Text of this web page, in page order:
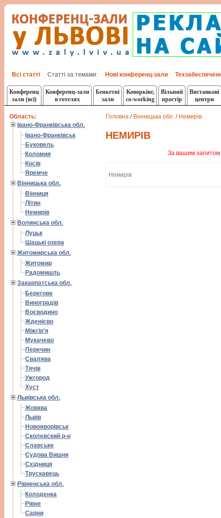
Всі статті Статті за темами: Нові конференц-зали
Конференц
зали (всі)
Конференц-зали
в готелях
Бенкетні
зали
Коворкінг,
co-working
Вільний
простір
Виставкові
центри
Область:
Івано-Франківська обл.
Івано-Франківськ
Буковель
Коломия
Косів
Яремче
Вінницька обл.
Вінниця
Літин
Немирів
Волинська обл.
Луцьк
Шацькі озера
Житомирська обл.
Житомир
Радомишль
Закарпатська обл.
Берегове
Виноградів
Воєводино
Жденієво
Міжгір'я
Мукачево
Перечин
Свалява
Тячів
Ужгород
Хуст
Львівська обл.
Жовква
Львів
Новояворівськ
Сколевский р-н
Славське
Судова Вишня
Східниця
Трускавець
Рівненська обл.
Колоденка
Рівне
Сарни
Головна / Вінницька обл. / Немирів
НЕМИРІВ
За вашим запитом
Немирів